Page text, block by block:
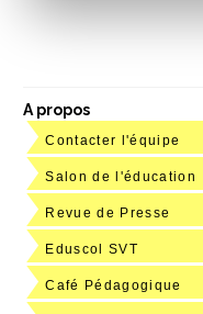
A propos
Contacter l'équipe
Salon de l'éducation
Revue de Presse
Eduscol SVT
Café Pédagogique